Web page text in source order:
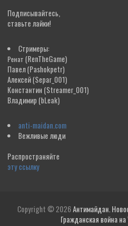
Подписывайтесь,
ставьте лайки!
Стримеры:
Ренат (RenTheGame)
Павел(Pashokpetr)
Алексей(Separ_001)
Константин (Streamer_001)
Владимир (bLeak)
anti-maidan.com
Вежливые люди
Распространяйте
эту ссылку
Copyright © 2026Антимайдан.
Гражданская война на